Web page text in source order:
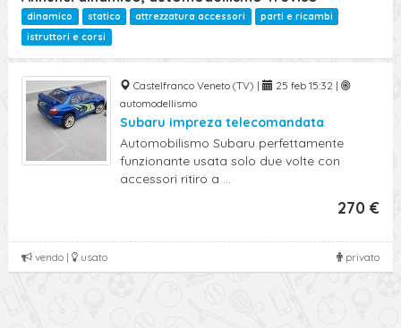
dinamico statico attrezzatura accessori
parti e ricambi
istruttori e corsi
Castelfranco Veneto (TV) |
25 feb 15:32 |
automodellismo
Subaru impreza telecomandata
Automobilismo Subaru perfettamente
funzionante usata solo due volte con
accessori ritiro a ...
270 €
privato
vendo | usato